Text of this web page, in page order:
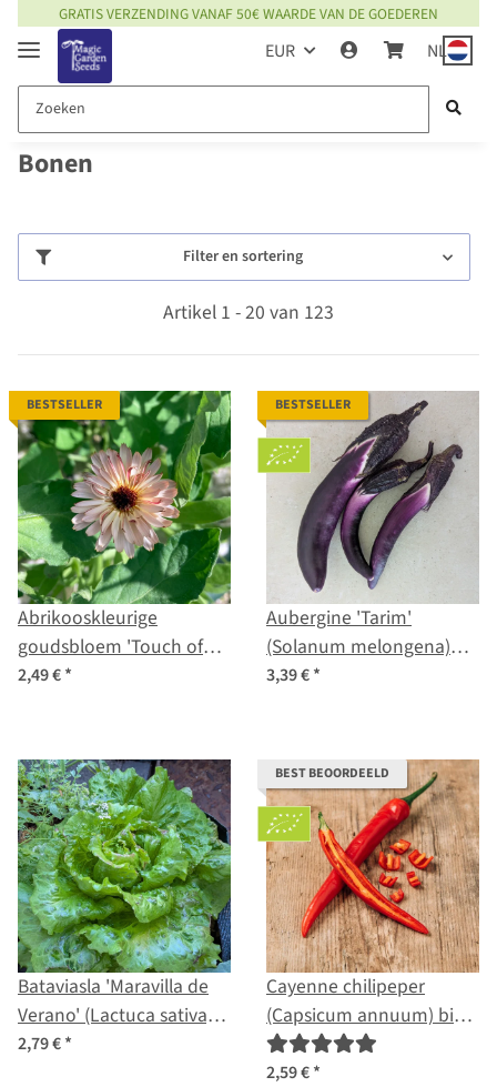
GRATIS VERZENDING VANAF 50€ WAARDE VAN DE GOEDEREN
EUR NL
Bonen
Filter en sortering
Artikel 1 - 20 van 123
BESTSELLER
Abrikooskleurige
goudsbloem 'Touch of
Red Buff' (Calendula
2,49 €*
BESTSELLER
Aubergine 'Tarim'
(Solanum melongena)
biologisch zaad
3,39 €*
Bataviasla 'Maravilla de
Verano' (Lactuca sativa)
zaden
2,79 €*
BEST BEOORDEELD
Cayenne chilipeper
(Capsicum annuum) bio
zaden
2,59 €*